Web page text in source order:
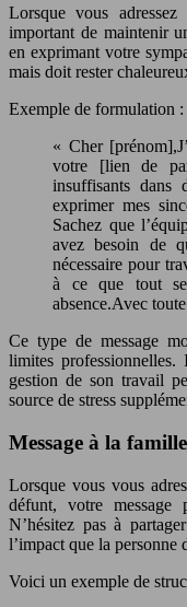
Lorsque vous
important de maintenir
en exprimant votre
mais doit rester
Exemple de formulation :
« Cher
votre [lien de
insuffisants dans
exprimer mes
Sachez que
avez besoin de
nécessaire pour
à ce que tout
absence.Avec
Ce type de message
limites
gestion de son travail
source de stress
Message à la
Lorsque vous vous
défunt, votre message
N’hésitez pas à
l’impact que la personne
Voici un exemple de